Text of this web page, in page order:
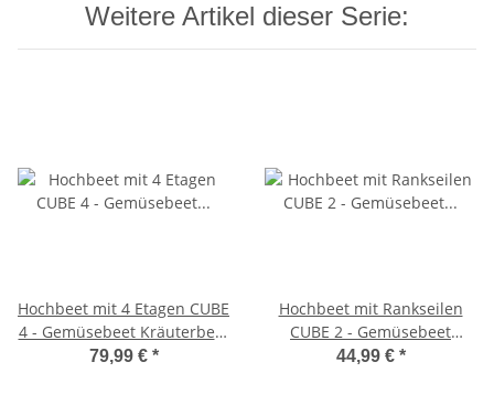
Weitere Artikel dieser Serie:
Hochbeet mit 4 Etagen CUBE
4 - Gemüsebeet Kräuterbeet
- Beet für Terrasse Balkon &
79,99 € *
Hochbeet mit Rankseilen
CUBE 2 - Gemüsebeet
Kräuterbeet - Beet für
44,99 € *